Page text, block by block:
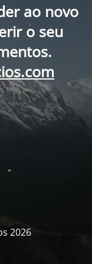
ao novo
o seu
2026